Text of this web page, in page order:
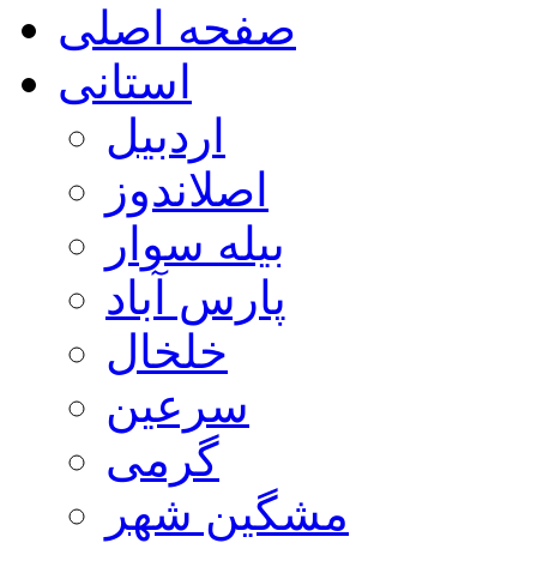
صفحه اصلی
استانی
اردبیل
اصلاندوز
بیله سوار
پارس آباد
خلخال
سرعین
گرمی
مشگین شهر